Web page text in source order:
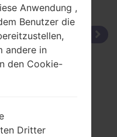
Anwendung ,
Benutzer die
andere in
den Cookie-
Dritter